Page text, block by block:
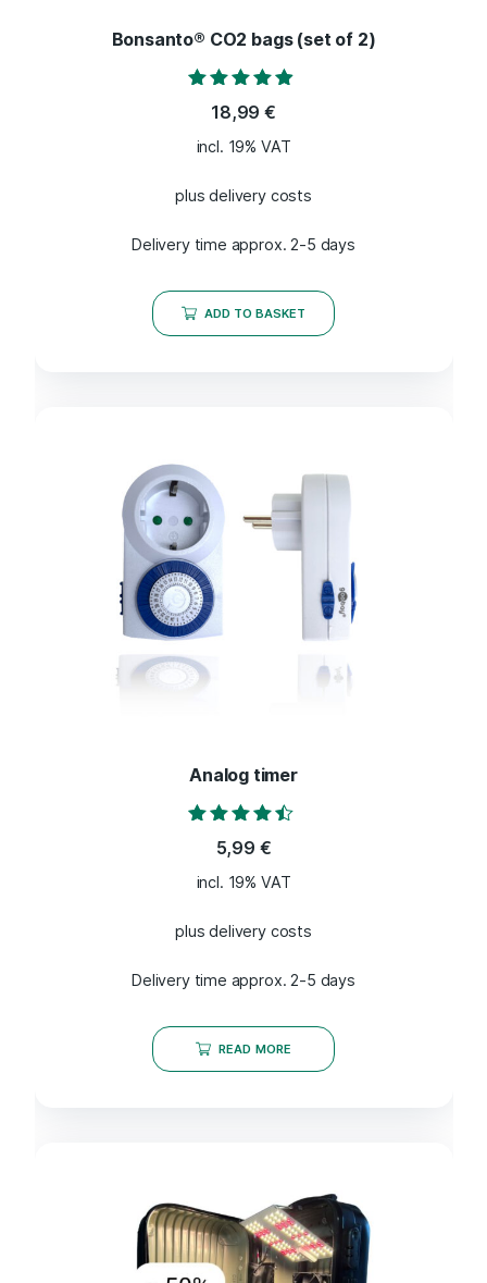
Bonsanto® CO2 bags (set of 2)
Rated
4.71
out of 5
18,99€
incl. 19% VAT
plus delivery costs
Delivery time approx. 2-5 days
ADD TO BASKET
Analog timer
Rated
4.33
out of 5
5,99 €
incl. 19% VAT
plus delivery costs
Delivery time approx. 2-5 days
READ MORE